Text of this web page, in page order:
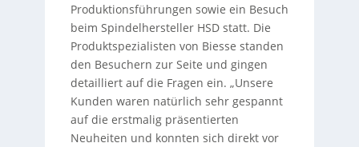
Produktionsführungen sowie ein Besuch
beim Spindelhersteller HSD statt. Die
Produktspezialisten von Biesse standen
den Besuchern zur Seite und gingen
detailliert auf die Fragen ein. „Unsere
Kunden waren natürlich sehr gespannt
auf die erstmalig präsentierten
Neuheiten und konnten sich direkt vor